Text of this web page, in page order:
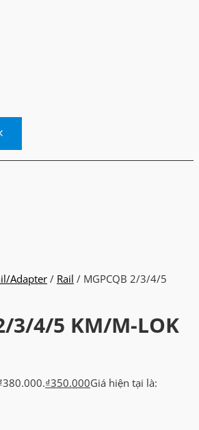
Adapter / Rail / MGPCQB 2/3/4/5
3/4/5 KM/M-LOK
₫350.000Giá hiện tại là: